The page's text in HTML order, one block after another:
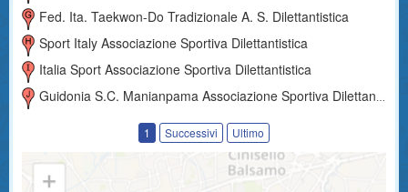
Fed. Ita. Taekwon-Do Tradizionale A. S. Dilettantistica
Sport Italy Associazione Sportiva Dilettantistica
Italia Sport Associazione Sportiva Dilettantistica
Guidonia S.c. Manianpama Associazione Sportiva Dilettantistica
1 Successivi Ultimo